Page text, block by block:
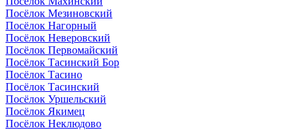
Посёлок Мезиновский
Посёлок Нагорный
Посёлок Неверовский
Посёлок Первомайский
Посёлок Тасинский Бор
Посёлок Тасино
Посёлок Тасинский
Посёлок Уршельский
Посёлок Якимец
Посёлок Неклюдово